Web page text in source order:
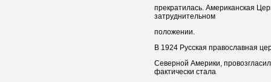
прекратилась. Американская
затруднительном
положении.
В 1924 Русская православная
Северной Америки,
фактически стала